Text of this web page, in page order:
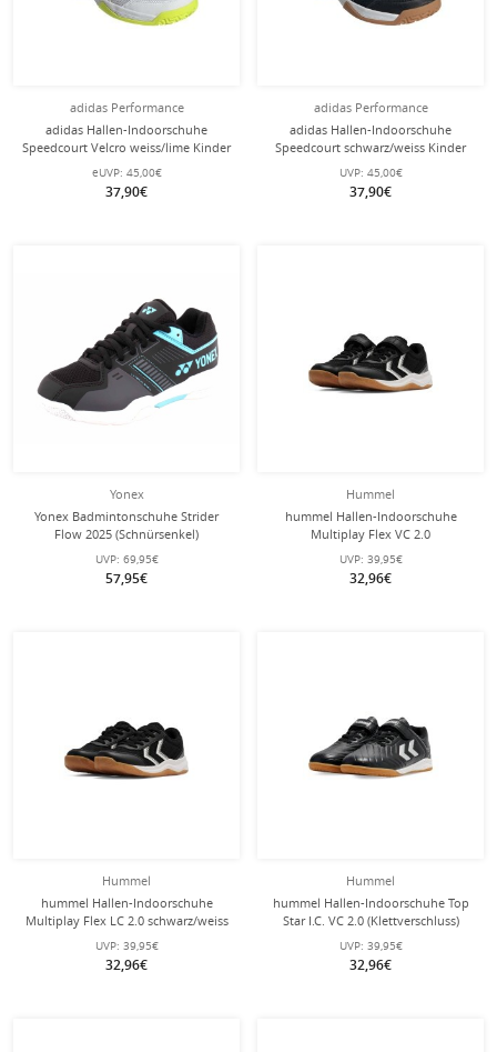
adidas Performance
adidas Hallen-Indoorschuhe
Speedcourt Velcro weiss/lime Kinder
eUVP: 45,00€
37,90€
adidas Performance
adidas Hallen-Indoorschuhe
Speedcourt schwarz/weiss Kinder
UVP: 45,00€
37,90€
Yonex
Yonex Badmintonschuhe Strider
Flow 2025 (Schnürsenkel)
schwarz/blau Kinder
UVP: 69,95€
57,95€
Hummel
hummel Hallen-Indoorschuhe
Multiplay Flex VC 2.0
(Klettverschluss) schwarz/weiss
Kinder
UVP: 39,95€
32,96€
Hummel
hummel Hallen-Indoorschuhe
Multiplay Flex LC 2.0 schwarz/weiss
Kinder
UVP: 39,95€
32,96€
Hummel
hummel Hallen-Indoorschuhe Top
Star I.C. VC 2.0 (Klettverschluss)
schwarz/weiss Kinder
UVP: 39,95€
32,96€